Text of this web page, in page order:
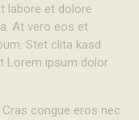
labore et dolore
At vero eos et
Stet clita kasd
Lorem ipsum dolor
congue eros nec